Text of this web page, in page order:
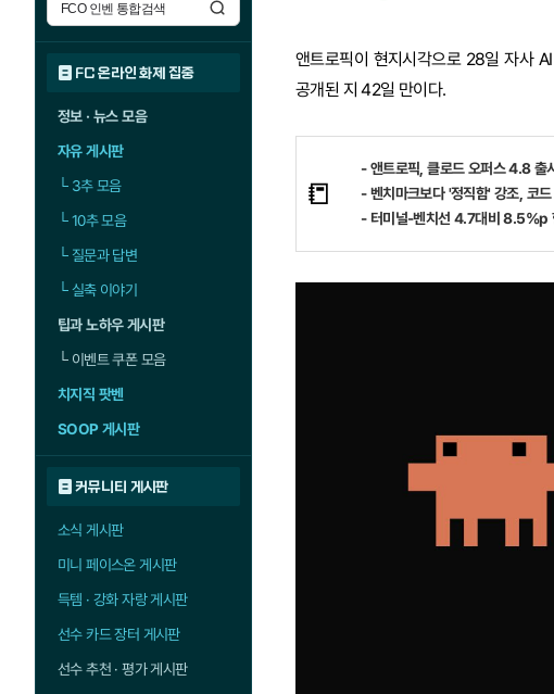
FC 온라인 화제 집중
정보 · 뉴스 모음
자유 게시판
└3추 모음
└10추 모음
└질문과 답변
└실축 이야기
팁과 노하우 게시판
└이벤트 쿠폰 모음
치지직 팟벤
SOOP 게시판
커뮤니티 게시판
소식 게시판
미니 페이스온 게시판
득템 · 강화 자랑 게시판
선수 카드 장터 게시판
선수 추천 · 평가 게시판
앤트로픽이 현지시각으로 28일 자사
공개된 지 42일 만이다.
📒
- 앤트로픽, 클로드 오퍼스 4.8
- 벤치마크보다 '정직함' 강조, 코
- 터미널-벤치선 4.7대비 8.5%p